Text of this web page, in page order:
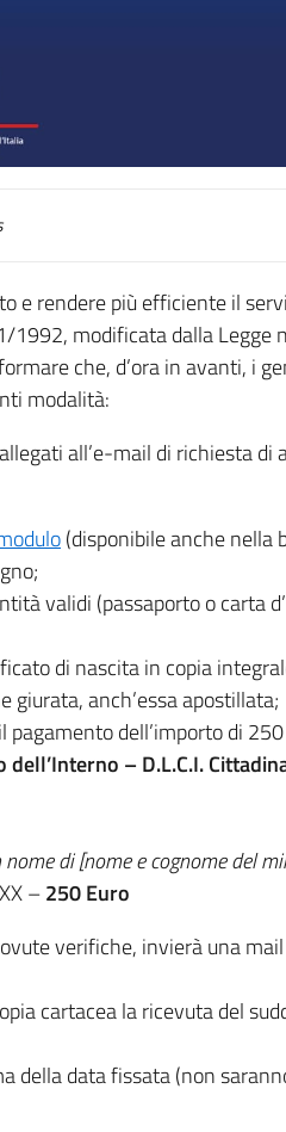
e rendere più efficiente il
1992, modificata dalla Legge
che, d’ora in avanti, i
modalità:
all’e-mail di richiesta di
(disponibile anche nella
validi (passaporto o carta
di nascita in copia
anch’essa apostillata;
pagamento dell’importo di
dell’Interno – D.L.C.I.
di [nome e cognome del
–250 Euro
verifiche, invierà una
cartacea la ricevuta del
della data fissata (non